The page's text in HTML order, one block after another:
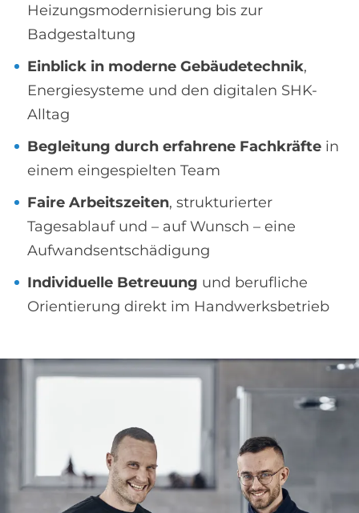
Heizungsmodernisierung bis zur
Badgestaltung
Einblick in moderne Gebäudetechnik,
Energiesysteme und den digitalen SHK-
Alltag
Begleitung durch erfahrene Fachkräfte in
einem eingespielten Team
Faire Arbeitszeiten, strukturierter
Tagesablauf und – auf Wunsch – eine
Aufwandsentschädigung
Individuelle Betreuung und berufliche
Orientierung direkt im Handwerksbetrieb